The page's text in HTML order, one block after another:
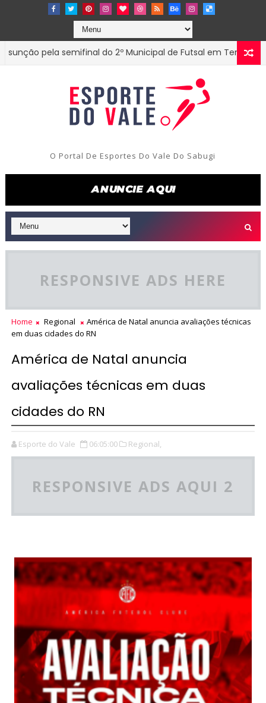
pela semifinal do 2º Municipal de Futsal em Tenório-PB
O Portal De Esportes Do Vale Do Sabugi
RESPONSIVE ADS HERE
Home Regional
América de Natal anuncia avaliações técnicas
em duas cidades do RN
América de Natal anuncia
avaliações técnicas em duas
cidades do RN
Esporte do Vale 06:05:00 Regional,
RESPONSIVE ADS AQUI 2